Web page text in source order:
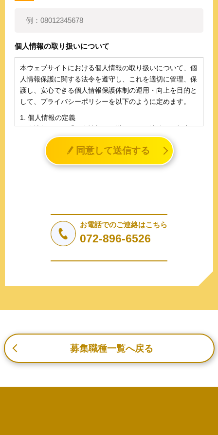
個人情報の取り扱いについて
本ウェブサイトにおける個人情報の取り扱いについて、個
人情報保護に関する法令を遵守し、これを適切に管理、保
護し、安心できる個人情報保護体制の運用・向上を目的と
して、プライバシーポリシーを以下のように定めます。
1. 個人情報の定義
個人情報とは、「個人情報の保護に関する法律」に規定さ
れる生存する個人に関する情報であって、氏名、生年月日
その他の記述等により特定の個人を識別することができる
情報（個人識別情報）を指します。
しません。
a.応募者等からのお問い合わせに対応・管理するため
b.本ウェブサイトにおけるサービスの提供・運用のため
3. プライバシー尊重
4. 法令等の遵守
応募者等の個人情報の取得、利用その他一切の取り扱いに
令、及び本プライバシーポリシーを遵守します。
同意して送信する
お電話でのご連絡はこちら
072-896-6526
募集職種一覧へ戻る